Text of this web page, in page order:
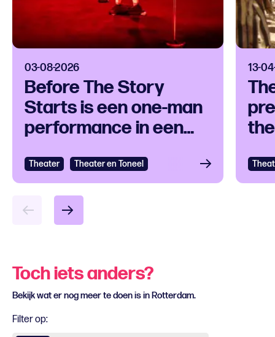
03-08-2026
Before The Story
Starts is een one-man
performance in een
Theater Theater en Toneel
13-
Bekijken
Toch iets anders?
Bekijk wat er nog meer te doen is in Rotterdam.
Filter op: